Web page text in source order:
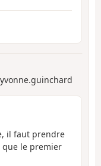
il faut prendre
le premier